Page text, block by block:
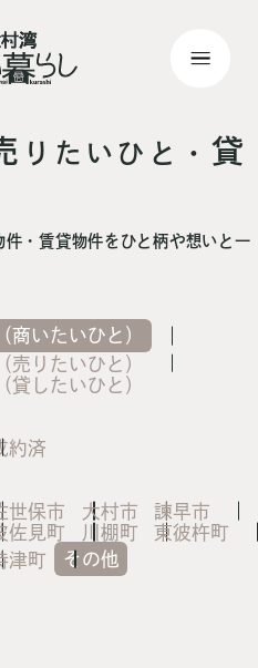
りたいひと・貸
・賃貸物件をひと柄や想いと一
商いたいひと）
売りたいひと）
貸したいひと）
約済
世保市 大村市
諫早市
佐見町 川棚町
東彼杵町
津町 その他